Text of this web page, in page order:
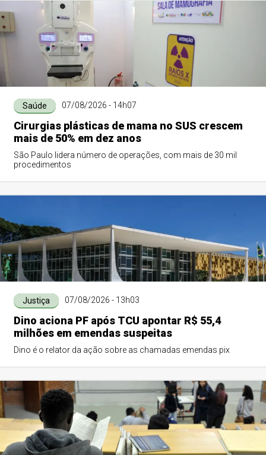
Saúde 07/08/2026 - 14h07
Cirurgias plásticas de mama no SUS crescem
mais de 50% em dez anos
São Paulo lidera número de operações, com mais de 30 mil
procedimentos
Justiça 07/08/2026 - 13h03
Dino aciona PF após TCU apontar R$ 55,4
milhões em emendas suspeitas
Dino é o relator da ação sobre as chamadas emendas pix